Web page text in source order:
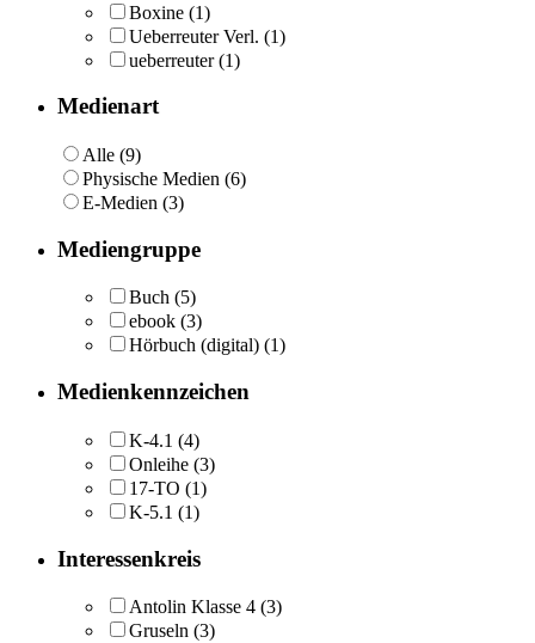
Boxine (1)
Ueberreuter Verl. (1)
ueberreuter (1)
Medienart
Alle (9)
Physische Medien (6)
E-Medien (3)
Mediengruppe
Buch (5)
ebook (3)
Hörbuch (digital) (1)
Medienkennzeichen
K-4.1 (4)
Onleihe (3)
17-TO (1)
K-5.1 (1)
Interessenkreis
Antolin Klasse 4 (3)
Gruseln (3)